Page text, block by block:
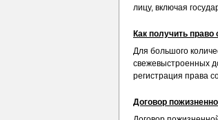
лицу, включая
Как получить право
Для большого
свежевыстроенных
регистрация права
Договор